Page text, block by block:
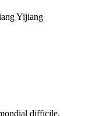
Yijiang
difficile.